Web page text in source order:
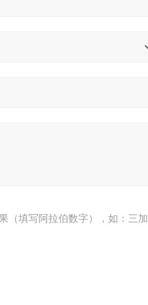
（填写阿拉伯数字），如：三加